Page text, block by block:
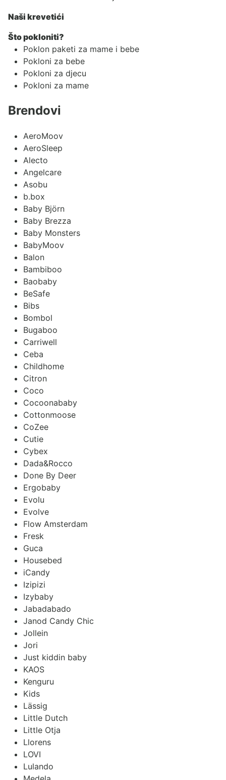
Naši krevetići
Što pokloniti?
Poklon paketi za mame i bebe
Pokloni za bebe
Pokloni za djecu
Pokloni za mame
Brendovi
AeroMoov
AeroSleep
Alecto
Angelcare
Asobu
b.box
Baby Björn
Baby Brezza
Baby Monsters
BabyMoov
Balon
Bambiboo
Baobaby
BeSafe
Bibs
Bombol
Bugaboo
Carriwell
Ceba
Childhome
Citron
Coco
Cocoonababy
Cottonmoose
CoZee
Cutie
Cybex
Dada&Rocco
Done By Deer
Ergobaby
Evolu
Evolve
Flow Amsterdam
Fresk
Guca
Housebed
iCandy
Izipizi
Izybaby
Jabadabado
Janod Candy Chic
Jollein
Jori
Just kiddin baby
KAOS
Kenguru
Kids
Lässig
Little Dutch
Little Otja
Llorens
LOVI
Lulando